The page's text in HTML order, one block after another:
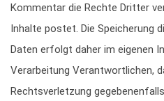
Kommentar die Rechte Dritter
Inhalte postet. Die Speicherung
Daten erfolgt daher im eigenen
Verarbeitung Verantwortlichen,
Rechtsverletzung